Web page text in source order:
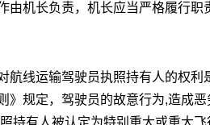
由机长负责，机长应当严格履行职
航线运输驾驶员执照持有人的权
》规定，驾驶员的故意行为,造成
持有人被认定为特别重大或重大